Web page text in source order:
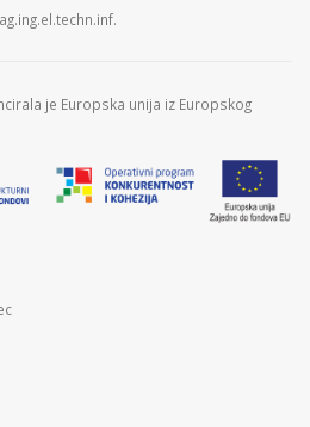
je Europska unija iz Europskog